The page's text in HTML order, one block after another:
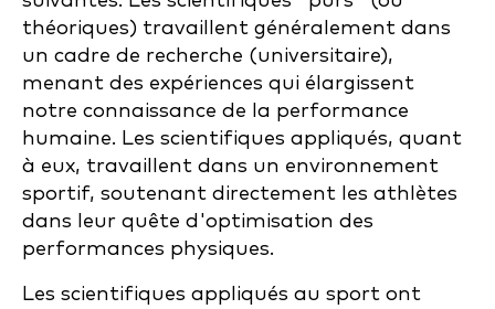
théoriques) travaillent généralement dans
un cadre de recherche (universitaire),
menant des expériences qui élargissent
notre connaissance de la performance
humaine. Les scientifiques appliqués, quant
à eux, travaillent dans un environnement
sportif, soutenant directement les athlètes
dans leur quête d'optimisation des
performances physiques.
Les scientifiques appliqués au sport ont